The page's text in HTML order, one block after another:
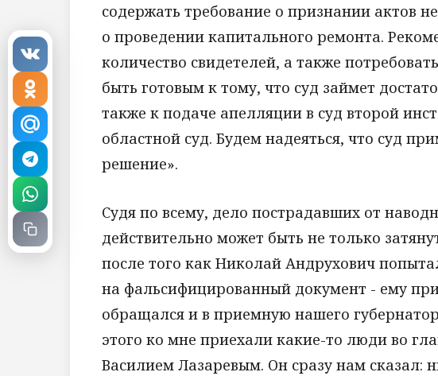
содержать требование о признании актов
о проведении капитального ремонта.
количество свидетелей, а также
быть готовым к тому, что суд займет
также к подаче апелляции в суд второй
областной суд. Будем надеяться, что суд
решение».
Судя по всему, дело пострадавших от
действительно может быть не только
после того как Николай Андрухович
на фальсифицированный документ - ему
обращался и в приемную нашего
этого ко мне приехали какие-то люди во
Василием Лазаревым. Он сразу нам сказал: